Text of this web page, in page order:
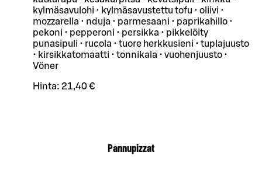
kylmäsavulohi • kylmäsavustettu tofu • oliivi •
mozzarella • nduja • parmesaani • paprikahillo •
pekoni • pepperoni • persikka • pikkelöity
punasipuli • rucola • tuore herkkusieni • tuplajuusto
• kirsikkatomaatti • tonnikala • vuohenjuusto •
Vöner
Hinta: 21,40 €
Pannupizzat